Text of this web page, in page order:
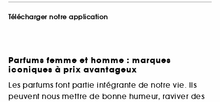
Télécharger notre application
Parfums femme et homme : marques
iconiques à prix avantageux
Les parfums font partie intégrante de notre vie. Ils
peuvent nous mettre de bonne humeur, raviver des